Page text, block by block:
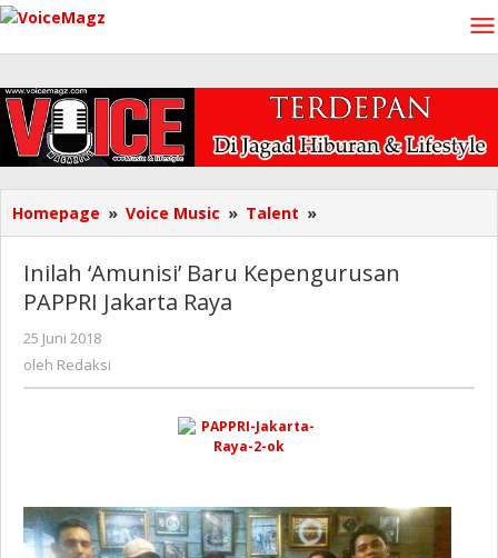
Lewati
konten
Homepage » Voice Music » Talent »
'Amunisi'
Kepengurusan
Inilah ‘Amunisi’ Baru Kepengurusan
PAPPRI Jakarta Raya
25 Juni 2018
oleh Redaksi